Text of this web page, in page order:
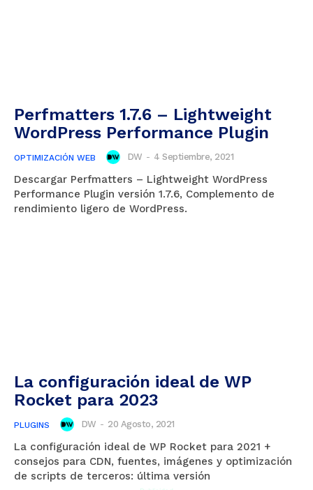
Perfmatters 1.7.6 – Lightweight
WordPress Performance Plugin
OPTIMIZACIÓN WEB DW - 4 Septiembre, 2021
Descargar Perfmatters – Lightweight WordPress
Performance Plugin versión 1.7.6, Complemento de
rendimiento ligero de WordPress.
La configuración ideal de WP
Rocket para 2023
PLUGINS DW - 20 Agosto, 2021
La configuración ideal de WP Rocket para 2021 +
consejos para CDN, fuentes, imágenes y optimización
de scripts de terceros: última versión